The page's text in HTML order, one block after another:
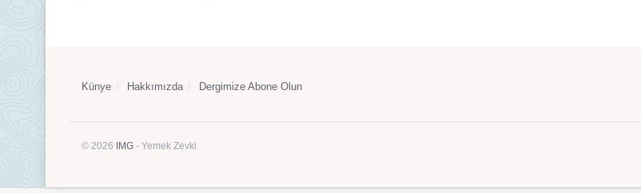
Künye Hakkımızda Dergimize Abone Olun
© 2026 IMG - Yemek Zevki